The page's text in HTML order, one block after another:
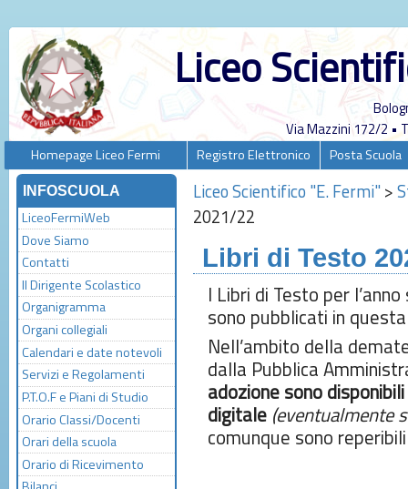
Liceo
Via Mazzini 172/2 •
Homepage Liceo Fermi Registro Elettronico Posta Scuola
INFOSCUOLA
LiceoFermiWeb
Dove Siamo
Contatti
Il Dirigente Scolastico
Organigramma
Organi collegiali
Calendari e date notevoli
Servizi e Regolamenti
P.T.O.F e Piani di Studio
Orario Classi/Docenti
Orari della scuola
Orario di Ricevimento
Liceo Scientifico "E. Fermi" >
2021/22
Libri di Testo
I Libri di Testo per
sono pubblicati in
Nell’ambito della
dalla Pubblica
adozione sono
digitale (eventualmente
comunque sono